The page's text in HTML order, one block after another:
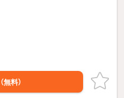
（無料）